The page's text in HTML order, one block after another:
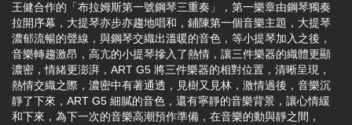
王健合作的「布拉姆斯第一號鋼琴三重奏」，第一樂章由鋼琴獨奏
拉開序幕，大提琴亦步亦趨地唱和，鋪陳第一個音樂主題，大提琴
濃郁流暢的聲線，與鋼琴交織出溫暖的音色，等小提琴加入之後，
音樂轉趨激昂，高亢的小提琴摻入了熱情，讓三件樂器的織體更顯
濃密，情緒更澎湃，ART G5 將三件樂器的相對位置，清晰呈現，
熱情交織之際，濃密中有著通透，見樹又見林，激情過後，音樂沉
靜了下來，ART G5 細膩的音色，還有寧靜的音樂背景，讓心情緩
和下來，為下一次的音樂高潮預作準備，在音樂的動與靜之間，